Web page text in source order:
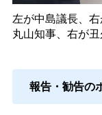
左が中島議長、
丸山知事、右が
報告・勧告の